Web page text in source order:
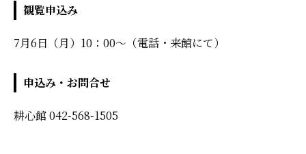
観覧申込み
7月6日（月）10：00～（電話・来館にて）
申込み・お問合せ
耕心館 042-568-1505